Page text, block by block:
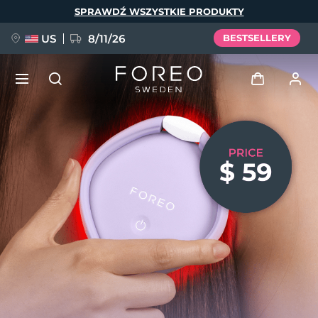
SPRAWDŹ WSZYSTKIE PRODUKTY
US 8/11/26 BESTSELLERY
Zaloguj
Profil użytkownika
Moje urządzenia
Moje zamówienia
Moje adresy
Moje subskrypcje
NOWOŚĆ
FAQ™ Pure Beauty-Tech Elixir
BREAKING NEWS
issa™ Teeth Whitening Set
Język
English Deutsch
Español
Français
Italiano
Português
Polski
Svenska
Русский
简体中文 繁體中文